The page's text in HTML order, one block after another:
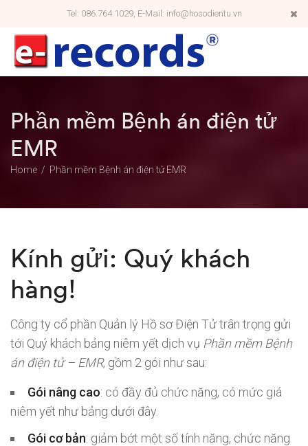
Tel: 086.764.1029, E-Mail: info@hosodientu.vn
Phần mềm Bệnh án điện tử
EMR
Home Phần mềm Bệnh án điện tử EMR
Kính gửi: Quý khách
hàng!
Công ty cổ phần Quản lý Hồ sơ Điện Tử trân trọng gửi
tới Quý khách bảng niêm yết dịch vụ Phần mềm Bệnh
án điện tử – EMR, gồm 2 gói như sau:
Gói nâng cao: có đầy đủ chức năng, có mức giá
niêm yết như bảng dưới đây.
Gói cơ bản: giảm bớt một số tính năng, chức năng